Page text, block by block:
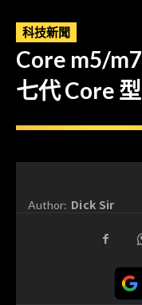
科技新聞
Core m5/
七代 Core
Author: Dick Sir